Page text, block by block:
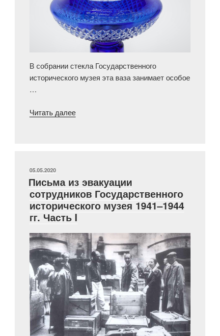
В собрании стекла Государственного
исторического музея эта ваза занимает особое
…
Читать далее«Хрустальная
ОПУБЛИКОВАНО
05.05.2020
Письма из эвакуации
сотрудников Государственного
исторического музея 1941–1944
гг. Часть I